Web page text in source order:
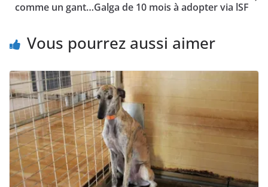
comme un gant…Galga de 10 mois à adopter via lSF
Vous pourrez aussi aimer